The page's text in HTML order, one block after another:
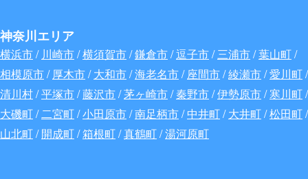
神奈川エリア
横浜市/ 川崎市/横須賀市/鎌倉市/逗子市/三浦市/葉山町/
相模原市/厚木市/大和市/海老名市/座間市/綾瀬市/愛川町/
清川村/平塚市/藤沢市/茅ヶ崎市/秦野市/伊勢原市/寒川町/
大磯町/二宮町/小田原市/南足柄市/中井町/大井町/松田町/
山北町/開成町/箱根町/真鶴町/湯河原町